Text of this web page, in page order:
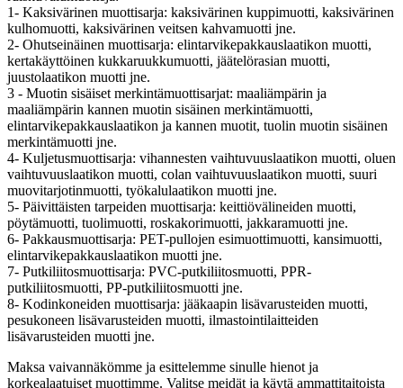
1- Kaksivärinen muottisarja: kaksivärinen kuppimuotti, kaksivärinen
kulhomuotti, kaksivärinen veitsen kahvamuotti jne.
2- Ohutseinäinen muottisarja: elintarvikepakkauslaatikon muotti,
kertakäyttöinen kukkaruukkumuotti, jäätelörasian muotti,
juustolaatikon muotti jne.
3 - Muotin sisäiset merkintämuottisarjat: maaliämpärin ja
maaliämpärin kannen muotin sisäinen merkintämuotti,
elintarvikepakkauslaatikon ja kannen muotit, tuolin muotin sisäinen
merkintämuotti jne.
4- Kuljetusmuottisarja: vihannesten vaihtuvuuslaatikon muotti, oluen
vaihtuvuuslaatikon muotti, colan vaihtuvuuslaatikon muotti, suuri
muovitarjotinmuotti, työkalulaatikon muotti jne.
5- Päivittäisten tarpeiden muottisarja: keittiövälineiden muotti,
pöytämuotti, tuolimuotti, roskakorimuotti, jakkaramuotti jne.
6- Pakkausmuottisarja: PET-pullojen esimuottimuotti, kansimuotti,
elintarvikepakkauslaatikon muotti jne.
7- Putkiliitosmuottisarja: PVC-putkiliitosmuotti, PPR-
putkiliitosmuotti, PP-putkiliitosmuotti jne.
8- Kodinkoneiden muottisarja: jääkaapin lisävarusteiden muotti,
pesukoneen lisävarusteiden muotti, ilmastointilaitteiden
lisävarusteiden muotti jne.
Maksa vaivannäkömme ja esittelemme sinulle hienot ja
korkealaatuiset muottimme. Valitse meidät ja käytä ammattitaitoista